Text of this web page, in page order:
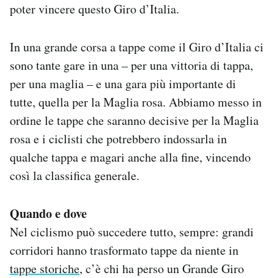
poter vincere questo Giro d’Italia.
In una grande corsa a tappe come il Giro d’Italia ci
sono tante gare in una – per una vittoria di tappa,
per una maglia – e una gara più importante di
tutte, quella per la Maglia rosa. Abbiamo messo in
ordine le tappe che saranno decisive per la Maglia
rosa e i ciclisti che potrebbero indossarla in
qualche tappa e magari anche alla fine, vincendo
così la classifica generale.
Quando e dove
Nel ciclismo può succedere tutto, sempre: grandi
corridori hanno trasformato tappe da niente in
tappe storiche, c’è chi ha perso un Grande Giro